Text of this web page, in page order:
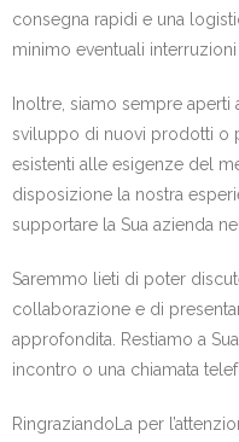
consegna rapidi e una
minimo eventuali
Inoltre, siamo sempre
sviluppo di nuovi prodotti o
esistenti alle esigenze del
disposizione la nostra
supportare la Sua azienda
Saremmo lieti di poter
collaborazione e di
approfondita. Restiamo a
incontro o una chiamata
RingraziandoLa per